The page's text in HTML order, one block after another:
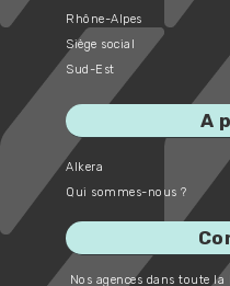
Rhône-Alpes
Siège social
Sud-Est
A
Alkera
Qui sommes-nous ?
Nos agences dans toute la